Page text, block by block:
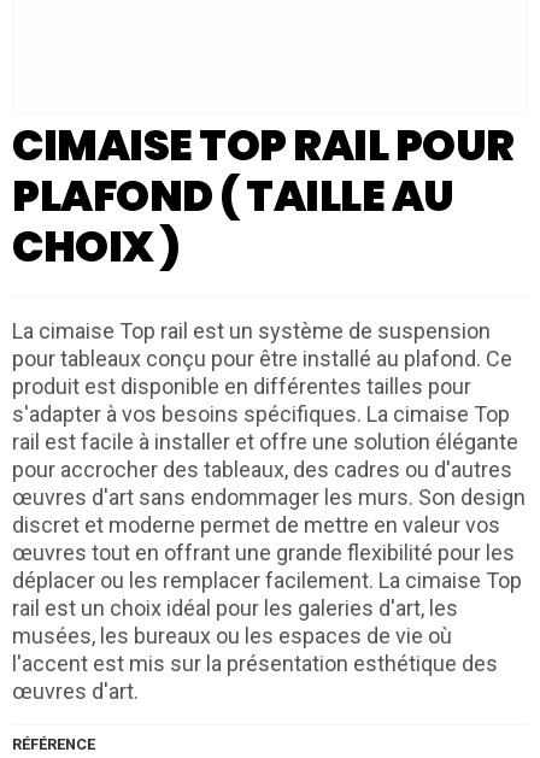
CIMAISE TOP RAIL POUR
PLAFOND ( TAILLE AU
CHOIX )
La cimaise Top rail est un système de suspension
pour tableaux conçu pour être installé au plafond. Ce
produit est disponible en différentes tailles pour
s'adapter à vos besoins spécifiques. La cimaise Top
rail est facile à installer et offre une solution élégante
pour accrocher des tableaux, des cadres ou d'autres
œuvres d'art sans endommager les murs. Son design
discret et moderne permet de mettre en valeur vos
œuvres tout en offrant une grande flexibilité pour les
déplacer ou les remplacer facilement. La cimaise Top
rail est un choix idéal pour les galeries d'art, les
musées, les bureaux ou les espaces de vie où
l'accent est mis sur la présentation esthétique des
œuvres d'art.
RÉFÉRENCE